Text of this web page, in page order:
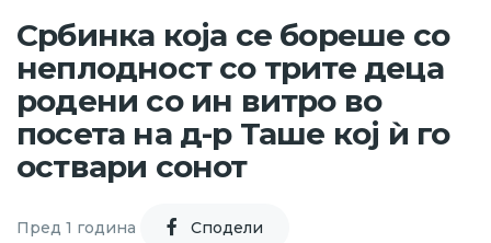
Србинка која се бореше со
неплодност со трите деца
родени со ин витро во
посета на д-р Таше кој ѝ го
оствари сонот
Пред 1 година Cподели